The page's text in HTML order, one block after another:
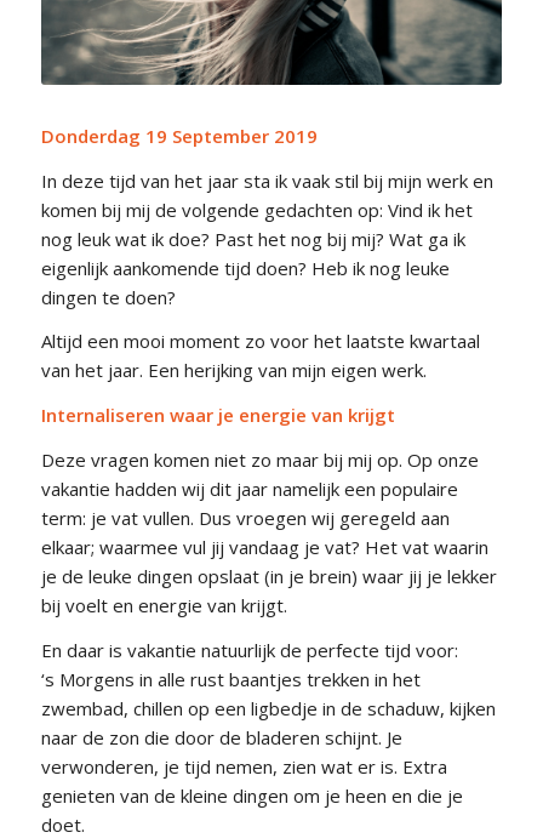
Donderdag 19 September 2019
In deze tijd van het jaar sta ik vaak stil bij mijn werk en
komen bij mij de volgende gedachten op: Vind ik het
nog leuk wat ik doe? Past het nog bij mij? Wat ga ik
eigenlijk aankomende tijd doen? Heb ik nog leuke
dingen te doen?
Altijd een mooi moment zo voor het laatste kwartaal
van het jaar. Een herijking van mijn eigen werk.
Internaliseren waar je energie van krijgt
Deze vragen komen niet zo maar bij mij op. Op onze
vakantie hadden wij dit jaar namelijk een populaire
term: je vat vullen. Dus vroegen wij geregeld aan
elkaar; waarmee vul jij vandaag je vat? Het vat waarin
je de leuke dingen opslaat (in je brein) waar jij je lekker
bij voelt en energie van krijgt.
En daar is vakantie natuurlijk de perfecte tijd voor:
‘s Morgens in alle rust baantjes trekken in het
zwembad, chillen op een ligbedje in de schaduw, kijken
naar de zon die door de bladeren schijnt. Je
verwonderen, je tijd nemen, zien wat er is. Extra
genieten van de kleine dingen om je heen en die je
doet.